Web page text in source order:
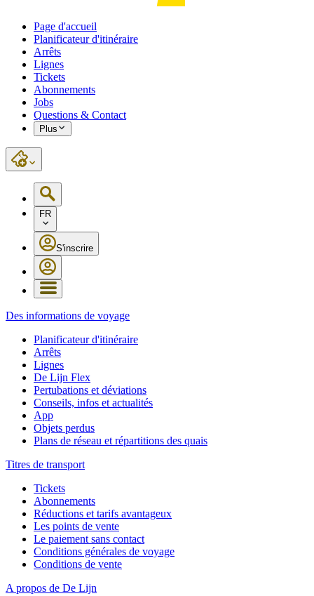
Page d'accueil
Planificateur d'itinéraire
Arrêts
Lignes
Tickets
Abonnements
Jobs
Questions & Contact
Plus
FR
S'inscrire
Des informations de voyage
Planificateur d'itinéraire
Arrêts
Lignes
De Lijn Flex
Pertubations et déviations
Conseils, infos et actualités
App
Objets perdus
Plans de réseau et répartitions des quais
Titres de transport
Tickets
Abonnements
Réductions et tarifs avantageux
Les points de vente
Le paiement sans contact
Conditions générales de voyage
Conditions de vente
A propos de De Lijn